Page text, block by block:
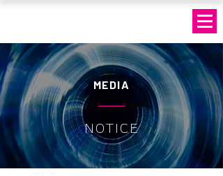
MEDIA
NOTICE